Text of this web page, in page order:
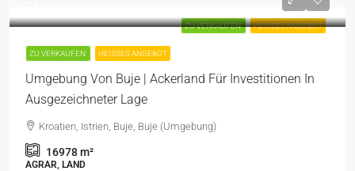
ZU VERKAUFEN HEISSES ANGEBOT
ZU VERKAUFEN HEISSES ANGEBOT
Umgebung Von Buje | Ackerland Für Investitionen In
Ausgezeichneter Lage
Kroatien, Istrien, Buje, Buje (Umgebung)
16978m²
AGRAR, LAND